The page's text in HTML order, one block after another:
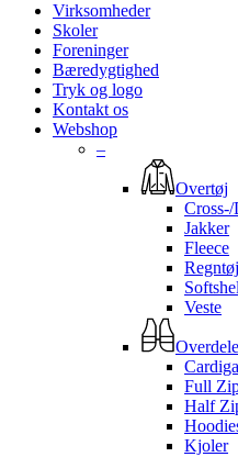
Virksomheder
Skoler
Foreninger
Bæredygtighed
Tryk og logo
Kontakt os
Webshop
–
Overtøj
Jakker
Fleece
Regntøj
Veste
Overdele
Full
Half
Kjoler